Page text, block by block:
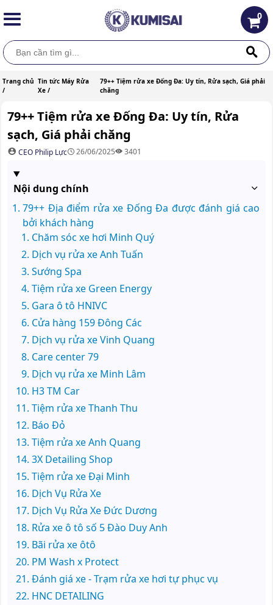
0
Trang chủ
/
Tin tức Máy Rửa
Xe /
79++ Tiệm rửa xe Đống Đa: Uy tín, Rửa sạch, Giá phải
chăng
79++ Tiệm rửa xe Đống Đa: Uy tín, Rửa
sạch, Giá phải chăng
CEO Philip Lực 26/06/2025 3401
Nội dung chính
79++ Địa điểm rửa xe Đống Đa được đánh giá cao
bởi khách hàng
Chăm sóc xe hơi Minh Quý
Dịch vụ rửa xe Anh Tuấn
Sướng Spa
Tiệm rửa xe Green Energy
Gara ô tô HNIVC
Cửa hàng 159 Đông Các
Dịch vụ rửa xe Vinh Quang
Care center 79
Dịch vụ rửa xe Minh Lâm
H3 TM Car
Tiệm rửa xe Thanh Thu
Báo Đỏ
Tiệm rửa xe Anh Quang
3X Detailing Shop
Tiệm rửa xe Đại Minh
Dịch Vụ Rửa Xe
Dịch Vụ Rửa Xe Đức Dương
Rửa xe ô tô số 5 Đào Duy Anh
Bãi rửa xe ôtô
PM Wash x Protect
Đánh giá xe - Trạm rửa xe hơi tự phục vụ
HNC DETAILING